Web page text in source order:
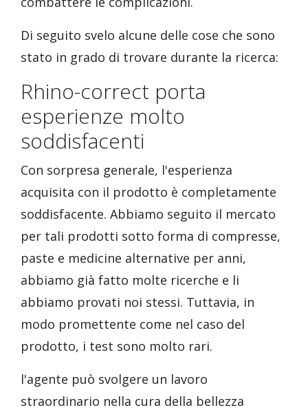
Di seguito svelo alcune delle cose che sono
stato in grado di trovare durante la ricerca:
Rhino-correct porta
esperienze molto
soddisfacenti
Con sorpresa generale, l'esperienza
acquisita con il prodotto è completamente
soddisfacente. Abbiamo seguito il mercato
per tali prodotti sotto forma di compresse,
paste e medicine alternative per anni,
abbiamo già fatto molte ricerche e li
abbiamo provati noi stessi. Tuttavia, in
modo promettente come nel caso del
prodotto, i test sono molto rari.
l'agente può svolgere un lavoro
straordinario nella cura della bellezza